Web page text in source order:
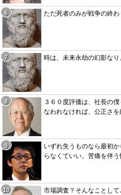
ただ死者のみが戦争の終わ
時は、未来永劫の幻影なり
３６０度評価は、社長の
なわれなければ、公正さ
いずれ失うものなら最初
らなくていい。苦痛を伴
市場調査？そんなことし